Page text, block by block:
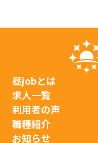
昼jobとは
求人一覧
利用者の声
職種紹介
お知らせ